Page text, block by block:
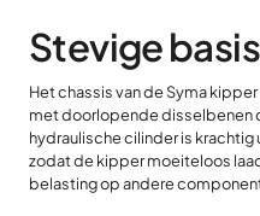
Stevige basis
Het chassis van de Syma
met doorlopende disselbenen
hydraulische cilinder is
zodat de kipper moeiteloos
belasting op andere